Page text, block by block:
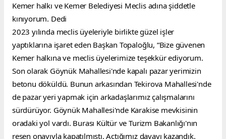
Kemer halkı ve Kemer Belediyesi Meclis adına şiddetle
kınıyorum. Dedi
2023 yılında meclis üyeleriyle birlikte güzel işler
yaptıklarına işaret eden Başkan Topaloğlu, “Bize güvenen
Kemer halkına ve meclis üyelerimize teşekkür ediyorum.
Son olarak Göynük Mahallesi'nde kapalı pazar yerimizin
betonu döküldü. Bunun arkasından Tekirova Mahallesi'nde
de pazar yeri yapmak için arkadaşlarımız çalışmalarını
sürdürüyor. Göynük Mahallesi'nde Karakise mevkisinin
oradaki yol vardı. Burası Kültür ve Turizm Bakanlığı'nın
resen onayıyla kapatılmıştı. Açtığımız davayı kazandık.